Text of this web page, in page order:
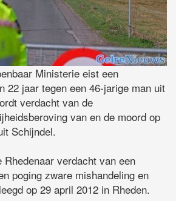
Ministerie eist een
22 jaar tegen een 46-jarige man uit
verdacht van de
van en de moord op
Schijndel.
Rhedenaar verdacht van een
poging zware mishandeling en
op 29 april 2012 in Rheden.